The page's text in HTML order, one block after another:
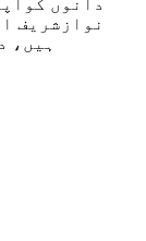
دانوں
نوازشریف
ہیں،